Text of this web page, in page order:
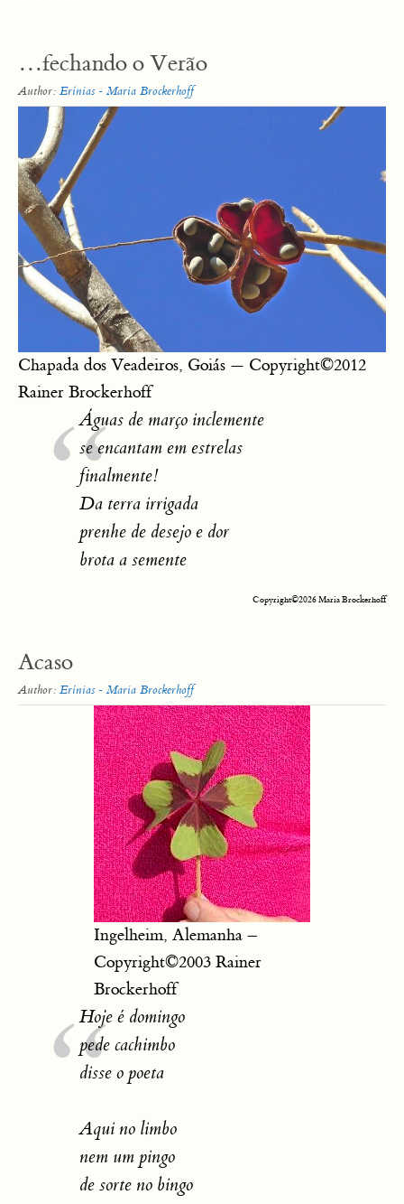
…fechando o Verão
Author: Erínias - Maria Brockerhoff
Chapada dos Veadeiros, Goiás — Copyright©2012
Rainer Brockerhoff
Águas de março inclemente
se encantam em estrelas
finalmente!
Da terra irrigada
prenhe de desejo e dor
brota a semente
Copyright©2026 Maria Brockerhoff
Acaso
Author: Erínias - Maria Brockerhoff
Ingelheim, Alemanha –
Copyright©2003 Rainer
Brockerhoff
Hoje é domingo
pede cachimbo
disse o poeta
Aqui no limbo
nem um pingo
de sorte no bingo